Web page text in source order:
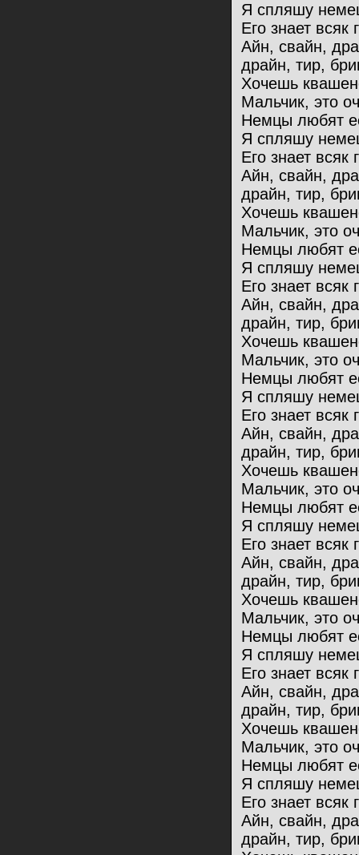
Я спляшу
Его знает всяк
Айн, свайн,
драйн, тир,
Хочешь
Мальчик, это
Немцы любят
Я спляшу
Его знает всяк
Айн, свайн,
драйн, тир,
Хочешь
Мальчик, это
Немцы любят
Я спляшу
Его знает всяк
Айн, свайн,
драйн, тир,
Хочешь
Мальчик, это
Немцы любят
Я спляшу
Его знает всяк
Айн, свайн,
драйн, тир,
Хочешь
Мальчик, это
Немцы любят
Я спляшу
Его знает всяк
Айн, свайн,
драйн, тир,
Хочешь
Мальчик, это
Немцы любят
Я спляшу
Его знает всяк
Айн, свайн,
драйн, тир,
Хочешь
Мальчик, это
Немцы любят
Я спляшу
Его знает всяк
Айн, свайн,
драйн, тир,